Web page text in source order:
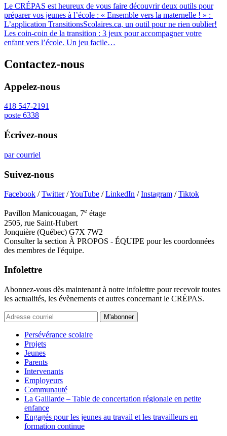
Le CRÉPAS est heureux de vous faire découvrir deux outils pour
préparer vos jeunes à l’école : « Ensemble vers la maternelle ! » :
L’application TransitionsScolaires.ca, un outil pour ne rien oublier!
Les coin-coin de la transition : 3 jeux pour accompagner votre
enfant vers l’école. Un jeu facile…
Contactez-nous
Appelez-nous
418 547-2191
poste 6338
Écrivez-nous
par courriel
Suivez-nous
Facebook /Twitter/YouTube /LinkedIn /Instagram /Tiktok
Pavillon Manicouagan, 7e étage
2505, rue Saint-Hubert
Jonquière (Québec) G7X 7W2
Consulter la section À PROPOS - ÉQUIPE pour les coordonnées
des membres de l'équipe.
Infolettre
Abonnez-vous dès maintenant à notre infolettre pour recevoir toutes
les actualités, les évènements et autres concernant le CRÉPAS.
M'abonner
Persévérance scolaire
Projets
Jeunes
Parents
Intervenants
Employeurs
Communauté
La Gaillarde – Table de concertation régionale en petite
enfance
Engagés pour les jeunes au travail et les travailleurs en
formation continue